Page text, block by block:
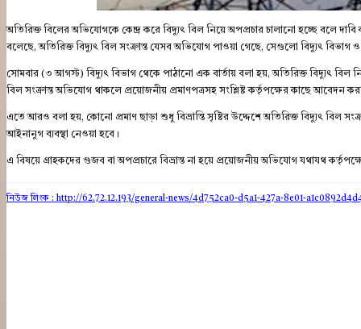
অতিরিক্ত বিলের অভিযোগকে কেন্দ্র করে বিদ্যুৎ বিল নিয়ে অপপ্রচার চালানো হচ্ছে বলে দাবি
বলেছে, অতিরিক্ত বিদ্যুৎ বিল সংক্রান্ত যেসব অভিযোগ পাওয়া গেছে, সেগুলো বিদ্যুৎ বিভাগ ও
সোমবার (৩ আগস্ট) বিদ্যুৎ বিভাগ থেকে পাঠানো এক বার্তায় বলা হয়, অতিরিক্ত বিদ্যুৎ বিল
বিল সংক্রান্ত অভিযোগ থাকলে প্রয়োজনীয় প্রমাণপত্রসহ সংশ্লিষ্ট কর্তৃপক্ষের কাছে আবেদন
এতে আরও বলা হয়, কোনো প্রমাণ ছাড়া শুধু বিভ্রান্তি সৃষ্টির উদ্দেশে অতিরিক্ত বিদ্যুৎ বিল
আইনানুগ ব্যবস্থা নেওয়া হবে।
এ বিষয়ে গ্রাহকদের গুজব বা অপপ্রচারে বিভ্রান্ত না হয়ে প্রয়োজনীয় অভিযোগ যথাযথ
নিউজ লিংক : http://62.72.12.193/general-news/4d752ca0-d5a1-427a-8e01-